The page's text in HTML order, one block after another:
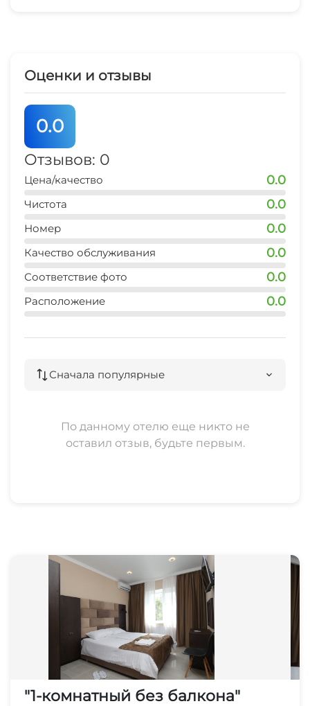
Оценки и отзывы
0.0
Отзывов: 0
Цена/качество 0.0
Чистота 0.0
Номер 0.0
Качество обслуживания 0.0
Соответствие фото 0.0
Расположение 0.0
Сначала популярные
По данному отелю еще никто не
оставил отзыв, будьте первым.
"1-комнатный без балкона"